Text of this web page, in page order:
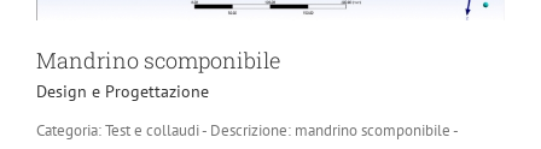
Mandrino scomponibile
Design e Progettazione
Categoria: Test e collaudi - Descrizione: mandrino scomponibile -